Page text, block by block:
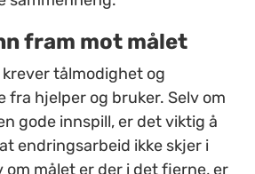
fram mot målet
tålmodighet og
fra hjelper og bruker. Selv om
gode innspill, er det viktig å
endringsarbeid ikke skjer i
om målet er der i det fjerne, er